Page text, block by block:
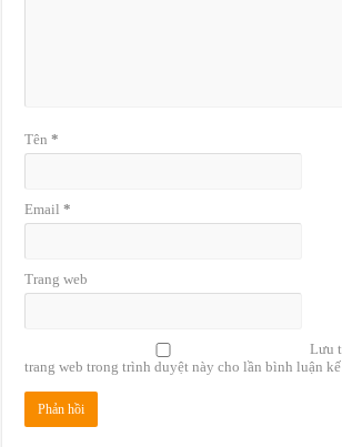
Tên*
Email*
Trang web
Lưu
trang web trong trình duyệt này cho lần bình luận